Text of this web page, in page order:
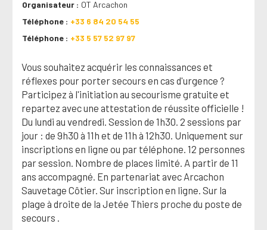
Organisateur
OT Arcachon
Téléphone
+33 6 84 20 54 55
Téléphone
+33 5 57 52 97 97
Vous souhaitez acquérir les connaissances et
réflexes pour porter secours en cas d'urgence ?
Participez à l'initiation au secourisme gratuite et
repartez avec une attestation de réussite officielle !
Du lundi au vendredi. Session de 1h30. 2 sessions par
jour : de 9h30 à 11h et de 11h à 12h30. Uniquement sur
inscriptions en ligne ou par téléphone. 12 personnes
par session. Nombre de places limité. A partir de 11
ans accompagné. En partenariat avec Arcachon
Sauvetage Côtier. Sur inscription en ligne. Sur la
plage à droite de la Jetée Thiers proche du poste de
secours .